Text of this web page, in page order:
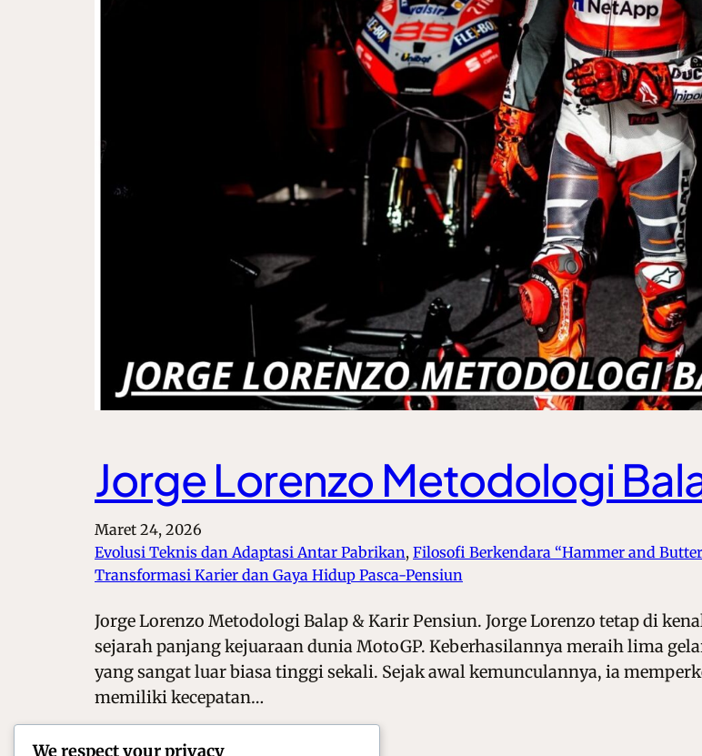
Jorge Lorenzo Metodologi
Maret 24, 2026
Evolusi Teknis dan Adaptasi Antar Pabrikan, Filosofi Berkendara “Hammer and
Transformasi Karier dan Gaya Hidup Pasca-Pensiun
Jorge Lorenzo Metodologi Balap & Karir Pensiun. Jorge Lorenzo tetap di
sejarah panjang kejuaraan dunia MotoGP. Keberhasilannya meraih lima
yang sangat luar biasa tinggi sekali. Sejak awal kemunculannya, ia
memiliki kecepatan…
We respect your privacy